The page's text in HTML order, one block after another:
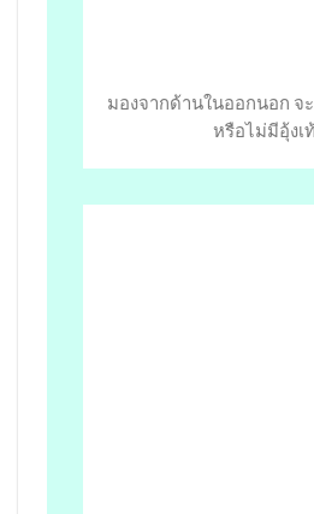
มองจากด้านในออกนอก จ
หรือไม่มีอุ้งเ